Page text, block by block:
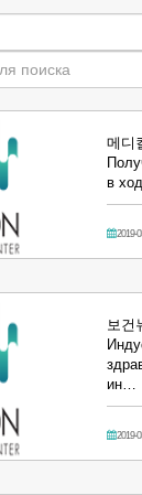
메디
в
2019-
보건
ин…
2019-